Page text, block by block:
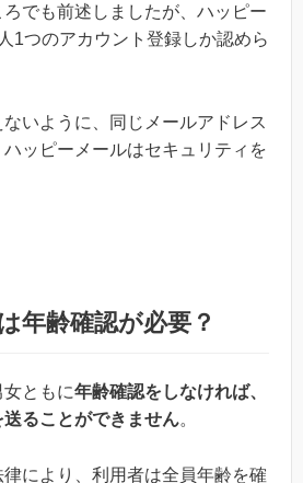
でも前述しましたが、ハッピー
1つのアカウント登録しか認めら
いように、同じメールアドレス
ッピーメールはセキュリティを
年齢確認が必要？
ともに年齢確認をしなければ、
ることができません。
により、利用者は全員年齢を確